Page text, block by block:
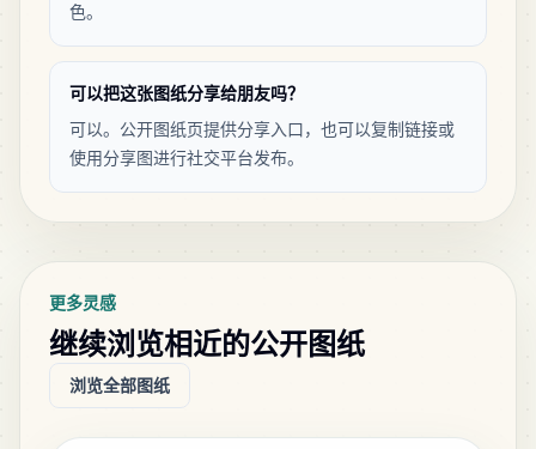
色。
可以把这张图纸分享给朋友吗？
可以。公开图纸页提供分享入口，也可以复制链接或
使用分享图进行社交平台发布。
更多灵感
继续浏览相近的公开图纸
浏览全部图纸